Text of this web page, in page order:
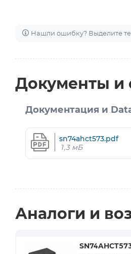
Нашли ошибку? Выделите
Документы и
Документация и
sn74ahct573.pdf
1,3 мБ
Аналоги и